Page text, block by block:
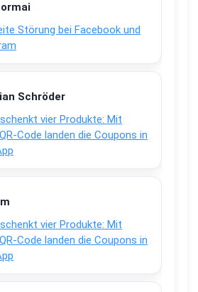
Störung bei Facebook und
Schröder
vier Produkte: Mit
Code landen die Coupons in
vier Produkte: Mit
Code landen die Coupons in